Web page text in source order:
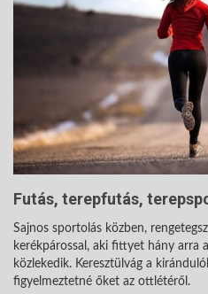
Futás, terepfutás,
Sajnos sportolás közben,
kerékpárossal, aki fittyet hány arra
közlekedik. Keresztülvág a
figyelmeztetné őket az ottlétéről.